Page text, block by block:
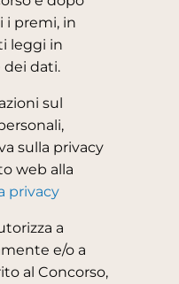
i premi, in
leggi in
dati.
sul
sulla privacy
web alla
privacy
a
e/o a
al Concorso,